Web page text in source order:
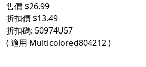
售價 $26.99
折扣價 $13.49
折扣碼: 50974U57
( 適用 Multicolored804212 )